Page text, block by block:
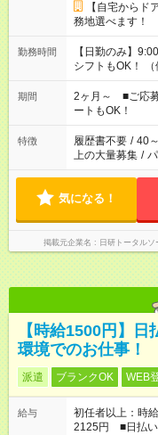
【自宅から
務地選べます！
勤務時間
【日勤のみ】9:00～18:00
シフトもOK！
「家族とお休み
など、あなたのご
ーク希望の方へ
のお仕事の勤務
ません
期間
2ヶ月～ ■ご応
ートもOK！
特徴 履歴書不要 / 40
上の大量募集 /
気になる！
掲載元企業名 日研トータル
【時給1500円】
環境でのお仕事！
派遣 ブランクOK WEB
給与
初任者以上：時
2125円 ■日払